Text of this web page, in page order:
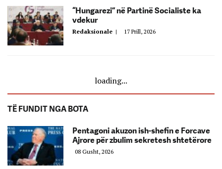
“Hungarezi” në Partinë Socialiste ka
vdekur
Redaksionale | 17 Prill, 2026
loading...
TË FUNDIT NGA BOTA
Pentagoni akuzon ish-shefin e Forcave
Ajrore për zbulim sekretesh shtetërore
08 Gusht, 2026